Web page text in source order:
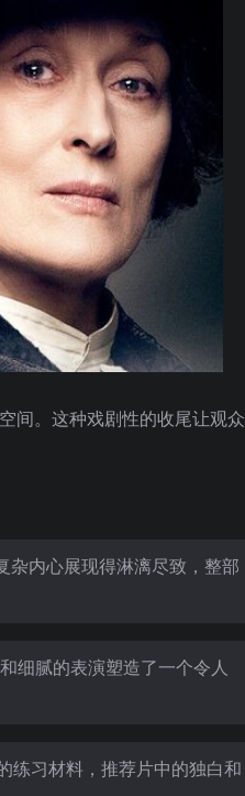
间。这种戏剧性的收尾让观众
杂内心展现得淋漓尽致，整部
细腻的表演塑造了一个令人
练习材料，推荐片中的独白和